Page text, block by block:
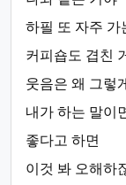
하필 또 자주 가
커피숍도 겹친
웃음은 왜 그렇
내가 하는 말이
좋다고 하면
이것 봐 오해하